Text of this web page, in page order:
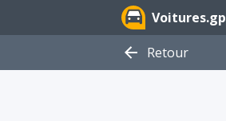
Voitures.gp
Retour